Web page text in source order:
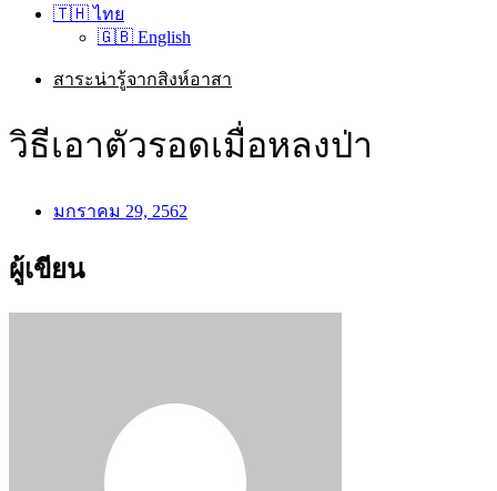
🇹🇭 ไทย
🇬🇧 English
สาระน่ารู้จากสิงห์อาสา
วิธีเอาตัวรอดเมื่อหลงป่า
มกราคม 29, 2562
ผู้เขียน